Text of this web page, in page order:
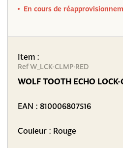
En cours de
Item :
Ref W_LCK-CLMP-RED
WOLF TOOTH ECHO
EAN : 810006807516
Couleur : Rouge